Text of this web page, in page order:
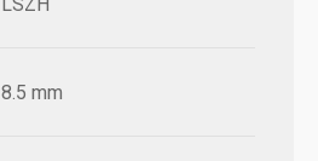
8.5 mm